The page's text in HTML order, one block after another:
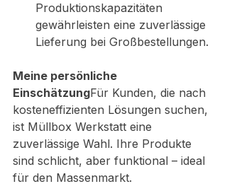
Produktionskapazitäten
gewährleisten eine zuverlässige
Lieferung bei Großbestellungen.
Meine persönliche
EinschätzungFür Kunden, die nach
kosteneffizienten Lösungen suchen,
ist Müllbox Werkstatt eine
zuverlässige Wahl. Ihre Produkte
sind schlicht, aber funktional – ideal
für den Massenmarkt.